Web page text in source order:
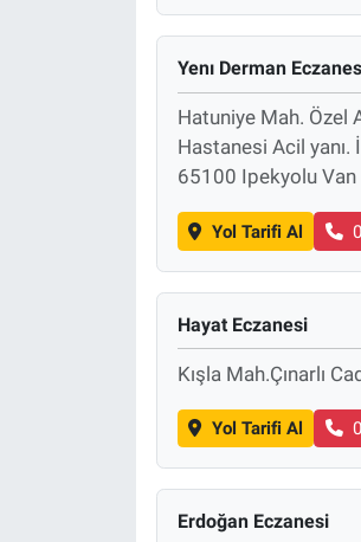
Yenı Derman
Hatuniye Mah. Özel
Hastanesi Acil
65100 Ipekyolu Van
Yol Tarifi Al
Hayat Eczanesi
Kışla Mah.Çınarlı
Yol Tarifi Al
Erdoğan Eczanesi